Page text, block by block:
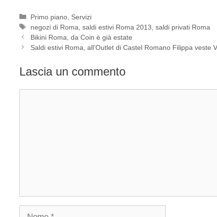
Categorie
Primo piano Servizi
Tag
negozi di Roma ,saldi estivi Roma 2013 ,saldi privati Roma
Bikini Roma, da Coin è già estate
Saldi estivi Roma, all’Outlet di Castel Romano Filippa veste
Lascia un commento
Nome